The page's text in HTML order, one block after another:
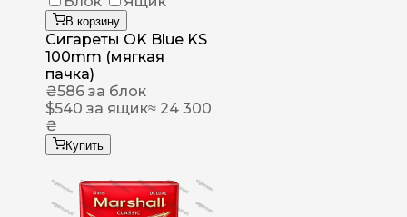
В корзину
Сигареты OK Blue KS
100mm (мягкая
пачка)
₴586 за блок
$540 за ящик≈ 24 300
₴
Купить